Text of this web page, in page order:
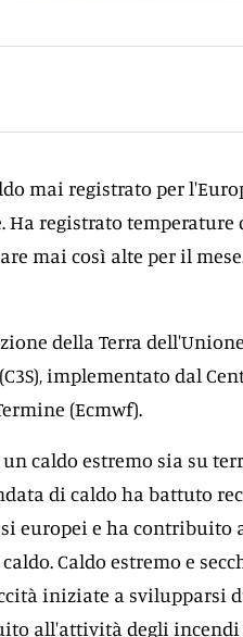
mai registrato per
registrato temperature
mai così alte per il
della Terra
implementato dal
(Ecmwf).
caldo estremo sia su
di caldo ha battuto
europei e ha contribuito
Caldo estremo e
iniziate a svilupparsi
all'attività degli